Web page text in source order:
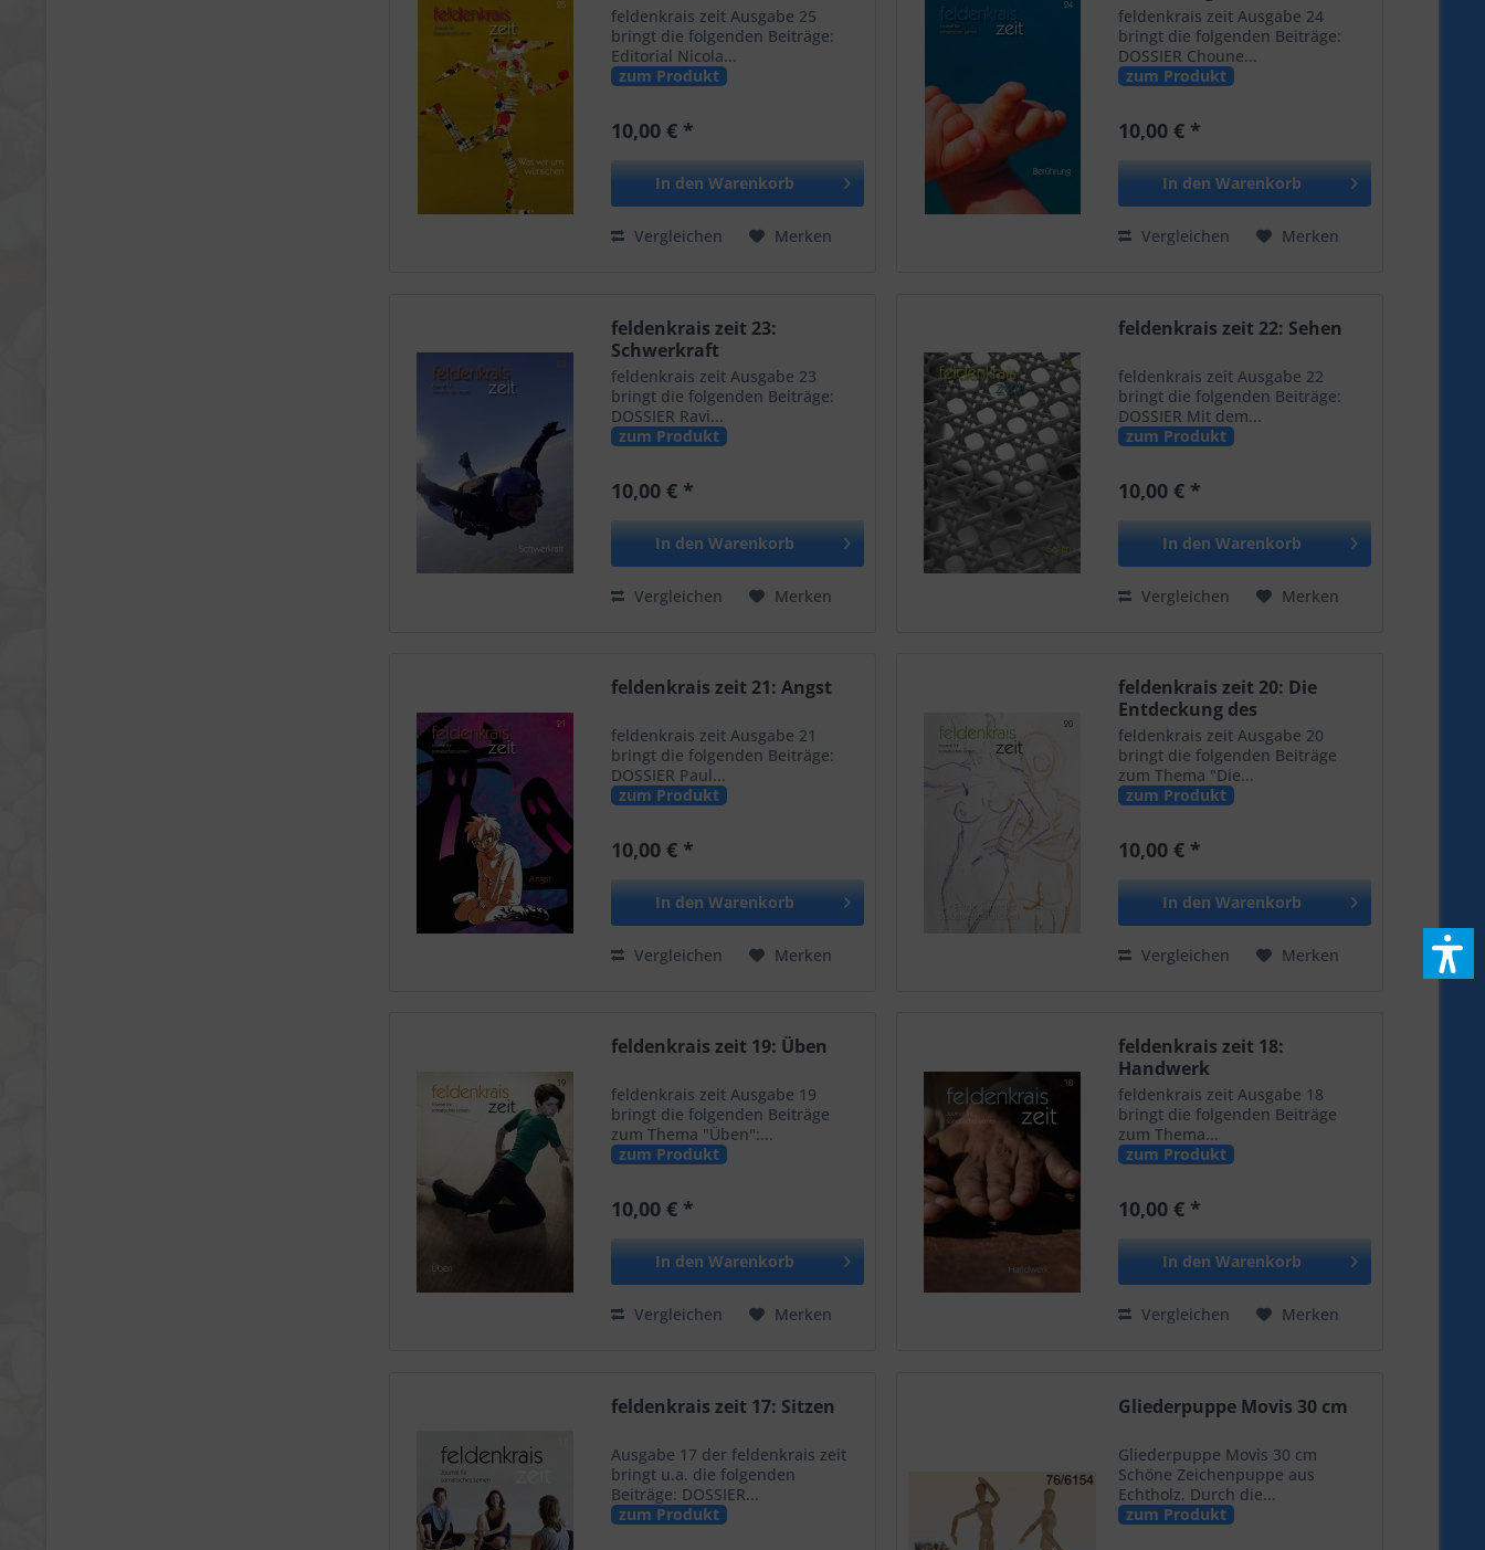
feldenkrais zeit Ausgabe 25
bringt die folgenden Beiträge:
Editorial Nicola...
zum Produkt
10,00 € *
In den Warenkorb
Vergleichen Merken
feldenkrais zeit Ausgabe 24
bringt die folgenden Beiträge:
DOSSIER Choune...
zum Produkt
10,00 € *
In den Warenkorb
Vergleichen Merken
feldenkrais zeit 23:
Schwerkraft
feldenkrais zeit Ausgabe 23
bringt die folgenden Beiträge:
DOSSIER Ravi...
zum Produkt
10,00 € *
In den Warenkorb
Vergleichen Merken
feldenkrais zeit 22: Sehen
feldenkrais zeit Ausgabe 22
bringt die folgenden Beiträge:
DOSSIER Mit dem...
zum Produkt
10,00 € *
In den Warenkorb
Vergleichen Merken
feldenkrais zeit 21: Angst
feldenkrais zeit Ausgabe 21
bringt die folgenden Beiträge:
DOSSIER Paul...
zum Produkt
10,00 € *
In den Warenkorb
Vergleichen Merken
feldenkrais zeit 20: Die
Entdeckung des
Selbstverständlichen
feldenkrais zeit Ausgabe 20
bringt die folgenden Beiträge
zum Thema "Die...
zum Produkt
10,00 € *
In den Warenkorb
Vergleichen Merken
feldenkrais zeit 19: Üben
feldenkrais zeit Ausgabe 19
bringt die folgenden Beiträge
zum Thema "Üben":...
zum Produkt
10,00 € *
In den Warenkorb
Vergleichen Merken
feldenkrais zeit 18:
Handwerk
feldenkrais zeit Ausgabe 18
bringt die folgenden Beiträge
zum Thema...
zum Produkt
10,00 € *
In den Warenkorb
Vergleichen Merken
feldenkrais zeit 17: Sitzen
Ausgabe 17 der feldenkrais zeit
bringt u.a. die folgenden
Beiträge: DOSSIER...
zum Produkt
Gliederpuppe Movis 30 cm
Gliederpuppe Movis 30 cm
Schöne Zeichenpuppe aus
Echtholz. Durch die...
zum Produkt